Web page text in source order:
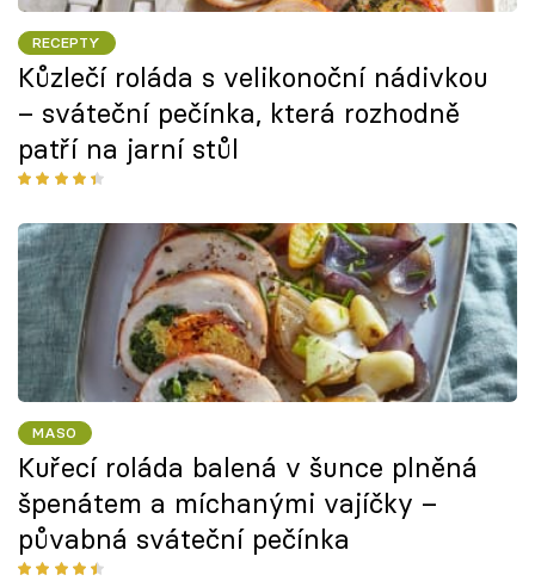
RECEPTY
Kůzlečí roláda s velikonoční nádivkou
– sváteční pečínka, která rozhodně
patří na jarní stůl
MASO
Kuřecí roláda balená v šunce plněná
špenátem a míchanými vajíčky –
půvabná sváteční pečínka